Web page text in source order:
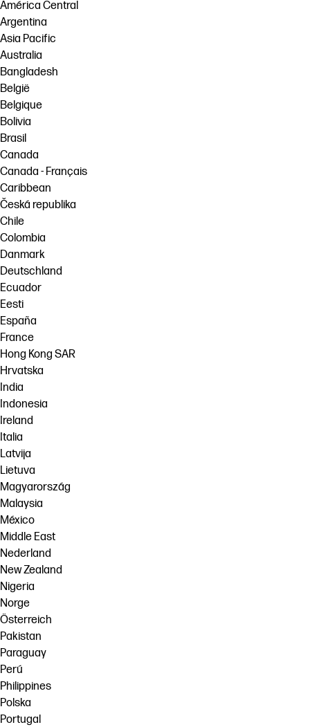
Workflowoplossingen
Duurzaamheid
América Central
Argentina
Asia Pacific
Australia
Bangladesh
België
Belgique
Bolivia
Brasil
Canada
Canada - Français
Caribbean
Česká republika
Chile
Colombia
Danmark
Deutschland
Ecuador
Eesti
España
France
Hong Kong SAR
Hrvatska
India
Indonesia
Ireland
Italia
Latvija
Lietuva
Magyarország
Malaysia
México
Middle East
Nederland
New Zealand
Nigeria
Norge
Österreich
Pakistan
Paraguay
Perú
Philippines
Polska
Portugal